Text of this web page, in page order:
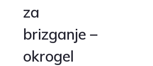
za
brizganje –
okrogel